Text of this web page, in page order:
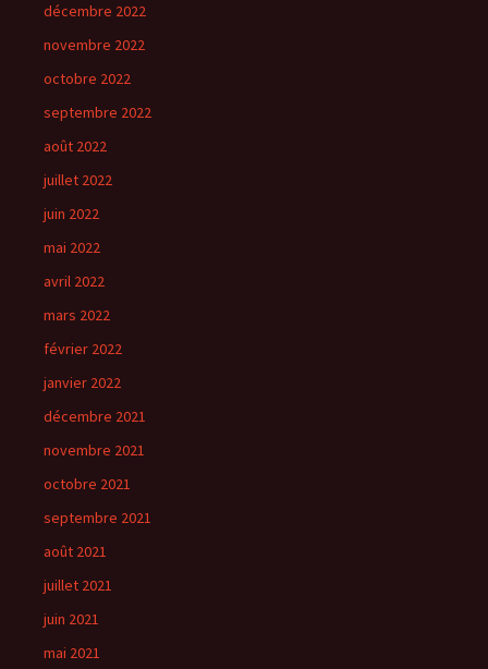
décembre 2022
novembre 2022
octobre 2022
septembre 2022
août 2022
juillet 2022
juin 2022
mai 2022
avril 2022
mars 2022
février 2022
janvier 2022
décembre 2021
novembre 2021
octobre 2021
septembre 2021
août 2021
juillet 2021
juin 2021
mai 2021